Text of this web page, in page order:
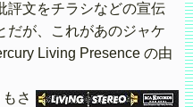
評文をチラシなどの宣伝
だが、これがあのジャケ
Living Presence の由
さ